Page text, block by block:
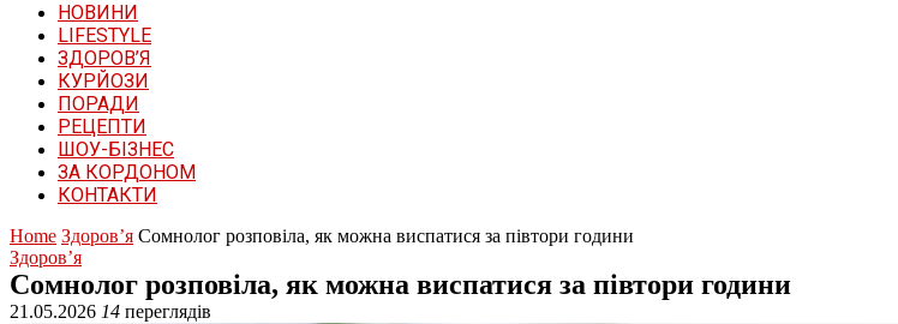
НОВИНИ
LIFESTYLE
ЗДОРОВ’Я
КУРЙОЗИ
ПОРАДИ
РЕЦЕПТИ
ШОУ-БІЗНЕС
ЗА КОРДОНОМ
КОНТАКТИ
Home Здоров’я Сомнолог розповіла, як можна виспатися за півтори години
Здоров’я
Сомнолог розповіла, як можна виспатися за півтори години
21.05.2026 14 переглядів